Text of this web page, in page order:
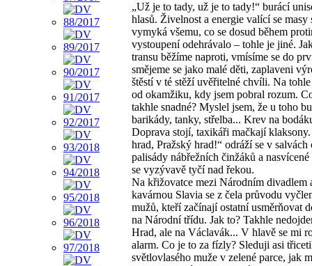
„Už je to tady, už je to tady!“ burácí
hlasů. Živelnost a energie valící se masy
vymyká všemu, co se dosud během
vystoupení odehrávalo – tohle je jiné.
transu běžíme naproti, vmísíme se do
smějeme se jako malé děti, zaplaveni
štěstí v té stěží uvěřitelné chvíli. Na
od okamžiku, kdy jsem pobral rozum.
takhle snadné? Myslel jsem, že u toho
barikády, tanky, střelba... Krev na
Doprava stojí, taxikáři mačkají klaksony.
hrad, Pražský hrad!“ odráží se v salvách
palisády nábřežních činžáků a
se vyzývavě tyčí nad řekou.
Na křižovatce mezi Národním divadlem
kavárnou Slavia se z čela průvodu
mužů, kteří začínají ostatní usměrňovat
na Národní třídu. Jak to? Takhle
Hrad, ale na Václavák... V hlavě se mi
alarm. Co je to za fízly? Sleduji asi
světlovlasého muže v zelené parce, jak